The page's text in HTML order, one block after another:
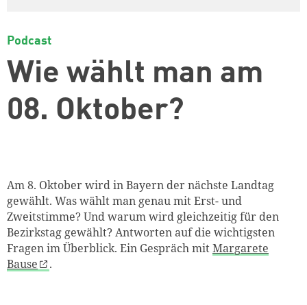
Podcast
Wie wählt man am
08. Oktober?
Am 8. Oktober wird in Bayern der nächste Landtag
gewählt. Was wählt man genau mit Erst- und
Zweitstimme?Und warum wird gleichzeitig für den
Bezirkstag gewählt? Antworten auf die wichtigsten
Fragen im Überblick. Ein Gespräch mitMargarete
Bause
.